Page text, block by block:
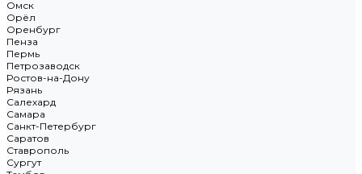
Омск
Орёл
Оренбург
Пенза
Пермь
Петрозаводск
Ростов-на-Дону
Рязань
Салехард
Самара
Санкт-Петербург
Саратов
Ставрополь
Сургут